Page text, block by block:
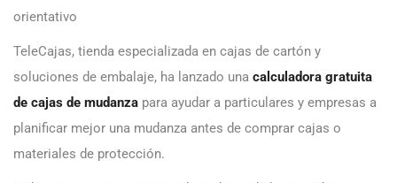
orientativo
TeleCajas, tienda especializada en cajas de cartón y
soluciones de embalaje, ha lanzado una calculadora gratuita
de cajas de mudanza para ayudar a particulares y empresas a
planificar mejor una mudanza antes de comprar cajas o
materiales de protección.